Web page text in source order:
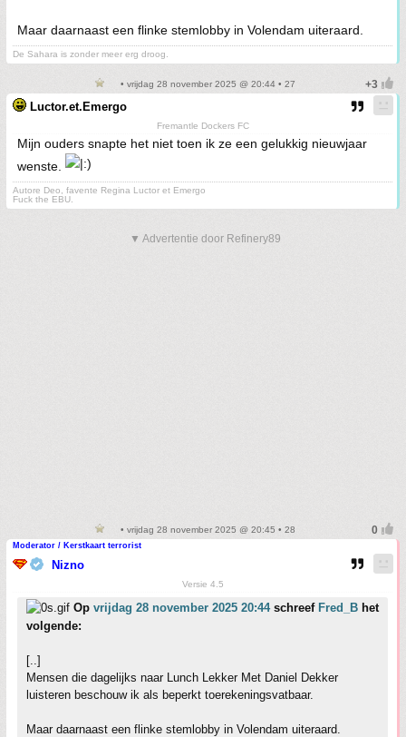
Maar daarnaast een flinke stemlobby in Volendam uiteraard.
De Sahara is zonder meer erg droog.
• vrijdag 28 november 2025 @ 20:44 • 27
Luctor.et.Emergo
Fremantle Dockers FC
Mijn ouders snapte het niet toen ik ze een gelukkig nieuwjaar
wenste.
Autore Deo, favente Regina Luctor et Emergo
Fuck the EBU.
▼ Advertentie door Refinery89
• vrijdag 28 november 2025 @ 20:45 • 28
Moderator / Kerstkaart terrorist
Nizno
Versie 4.5
Op vrijdag 28 november 2025 20:44schreef Fred_B het
volgende:
[..]
Mensen die dagelijks naar Lunch Lekker Met Daniel Dekker
luisteren beschouw ik als beperkt toerekeningsvatbaar.
Maar daarnaast een flinke stemlobby in Volendam uiteraard.